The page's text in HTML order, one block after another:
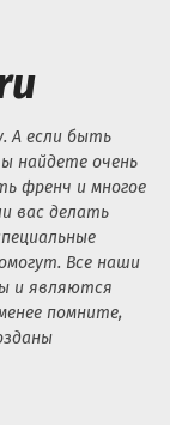
А если быть
найдете очень
френч и многое
вас делать
Все наши
и являются
помните,